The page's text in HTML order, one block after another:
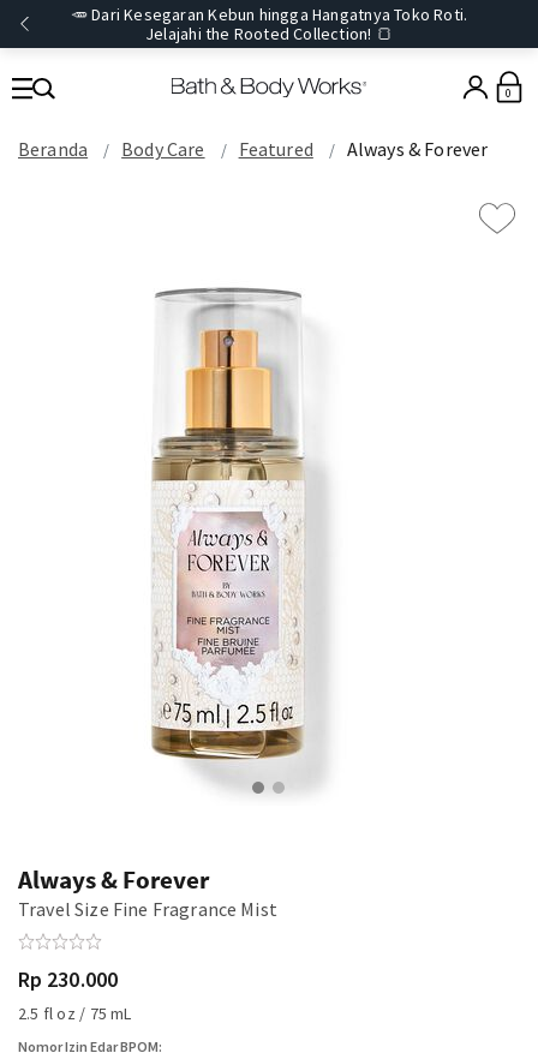
🥕 Dari Kesegaran Kebun hingga Hangatnya Toko Roti.
Jelajahi the Rooted Collection! 🍞
0
Beranda Body Care Featured Always & Forever
Always & Forever
Travel Size Fine Fragrance Mist
Rp 230.000
2.5 fl oz / 75 mL
Nomor Izin Edar BPOM: